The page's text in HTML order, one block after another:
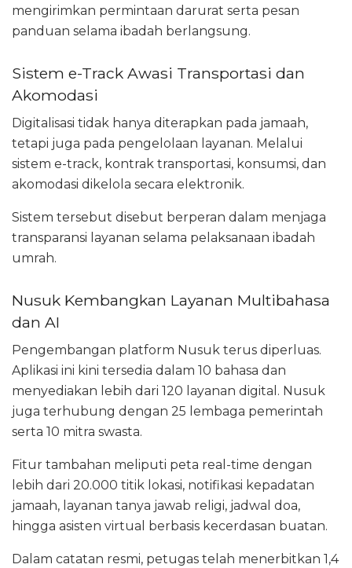
mengirimkan permintaan darurat serta pesan
panduan selama ibadah berlangsung.
Sistem e-Track Awasi Transportasi dan
Akomodasi
Digitalisasi tidak hanya diterapkan pada jamaah,
tetapi juga pada pengelolaan layanan. Melalui
sistem e-track, kontrak transportasi, konsumsi, dan
akomodasi dikelola secara elektronik.
Sistem tersebut disebut berperan dalam menjaga
transparansi layanan selama pelaksanaan ibadah
umrah.
Nusuk Kembangkan Layanan Multibahasa
dan AI
Pengembangan platform Nusuk terus diperluas.
Aplikasi ini kini tersedia dalam 10 bahasa dan
menyediakan lebih dari 120 layanan digital. Nusuk
juga terhubung dengan 25 lembaga pemerintah
serta 10 mitra swasta.
Fitur tambahan meliputi peta real-time dengan
lebih dari 20.000 titik lokasi, notifikasi kepadatan
jamaah, layanan tanya jawab religi, jadwal doa,
hingga asisten virtual berbasis kecerdasan buatan.
Dalam catatan resmi, petugas telah menerbitkan 1,4